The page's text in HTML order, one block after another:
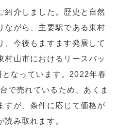
紹介しました。歴史と自然
ながら、主要駅である東村
、今後もますます発展して
村山市におけるリースバッ
なっています。2022年春
で売れているため、あくま
すが、条件に応じて価格が
読み取れます。